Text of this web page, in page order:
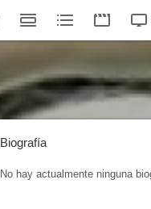
Biografía
No hay actualmente ninguna